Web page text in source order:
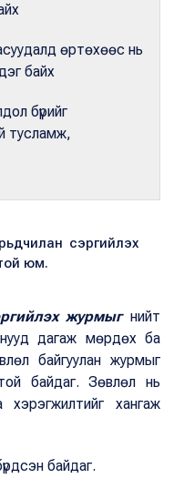
өртөхөөс нь
байх
бүрийг
тусламж,
сэргийлэх
юм.
журмыгнийт
дагаж мөрдөх ба
байгуулан журмыг
байдаг. Зөвлөл нь
хэрэгжилтийг хангаж
байдаг.